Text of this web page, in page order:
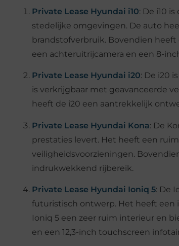
Private Lease Hyundai i10: De i10
stedelijke omgevingen. De auto
brandstofverbruik. Bovendien heeft
een achteruitrijcamera en een 8-
Private Lease Hyundai i20: De i20
is verkrijgbaar met geavanceerde
heeft de i20 een aantrekkelijk
Private Lease Hyundai Kona: De
prestaties levert. Het heeft een
veiligheidsvoorzieningen.
indrukwekkend rijbereik.
Private Lease Hyundai Ioniq 5: De
futuristisch ontwerp. Het heeft een
Ioniq 5 een zeer ruim interieur en
en een 12,3-inch touchscreen